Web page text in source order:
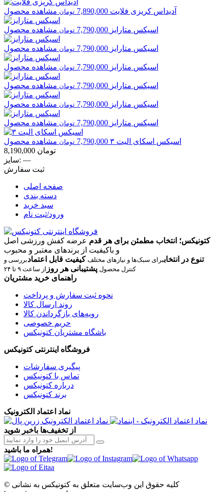
آدیداس کریزی فلایت 7,890,000 تومان مشاهده محصول
اسیکس متارایز 7,790,000 تومان مشاهده محصول
اسیکس متارایز 7,790,000 تومان مشاهده محصول
اسیکس متارایز 7,790,000 تومان مشاهده محصول
اسیکس متارایز 7,790,000 تومان مشاهده محصول
اسیکس متارایز 7,790,000 تومان مشاهده محصول
اسیکس متارایز 7,790,000 تومان مشاهده محصول
اسیکس اسکای الیت ۳ 7,790,000 تومان مشاهده محصول
8,190,000 تومان
سایز: —
ثبت سفارش
صفحه اصلی
دسته بندی
سبد خرید
ورود/ثبت نام
کتونیکس؛ انتخاب مطمئن برای هر قدم عرضه کفش ورزشی اصل
و باکیفیت از برندهای معتبر و محبوب
تنوع در انتخاببرای سبک‌ها و نیازهای مختلف کیفیت قابل اعتمادبررسی و
کنترل محصول پشتیبانی هر روز از ساعت ۹ تا ۲۴
راهنمای خرید مشتریان
نحوه ثبت سفارش و پرداخت
روند ارسال کالا
رویه‌های بازگرداندن کالا
حریم خصوصی
باشگاه مشتریان کتونیکس
فروشگاه اینترنتی کتونیکس
پیگیری سفارشات
تماس با کتونیکس
درباره کتونیکس
برند کتونیکس
نماد اعتماد الکترونیک
از تخفیف‌ها باخبر شوید
همراه ما باشید!
© کلیه حقوق این وب‌سایت متعلق به کتونیکس به نشانی